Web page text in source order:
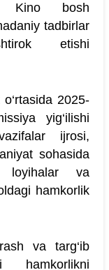
Kino bosh
tadbirlar
etishi
2025-
yig‘ilishi
ijrosi,
sohasida
loyihalar va
hamkorlik
va targ‘ib
hamkorlikni